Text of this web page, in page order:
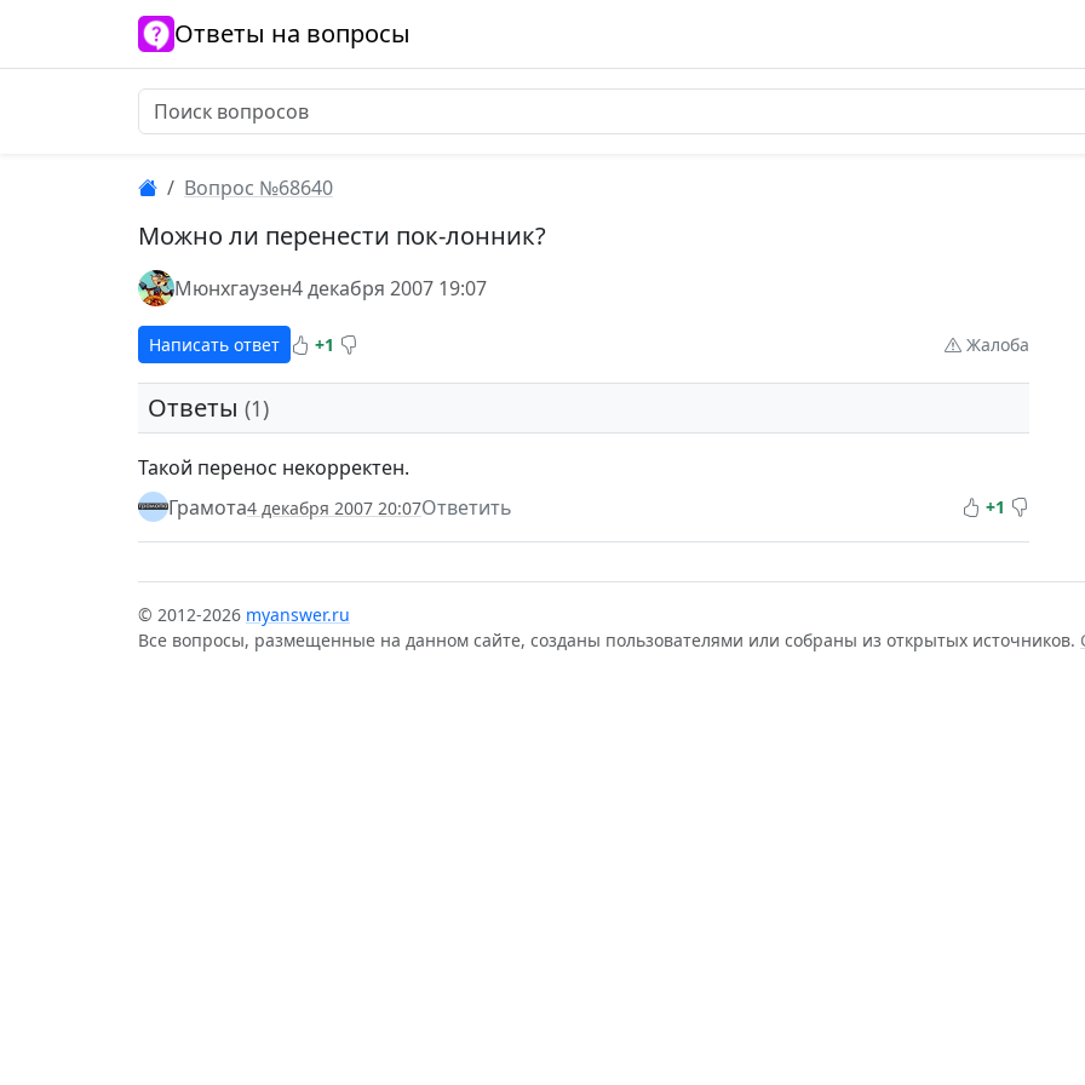
Ответы на вопросы
Вопрос №68640
Можно ли перенести пок-лонник?
Мюнхгаузен4 декабря 2007 19:07
Написать ответ +1 Жалоба
Ответы (1)
Такой перенос некорректен.
Грамота4 декабря 2007 20:07Ответить +1
© 2012-2026 myanswer.ru
Все вопросы, размещенные на данном сайте, созданы пользователями или собраны из открытых источников.